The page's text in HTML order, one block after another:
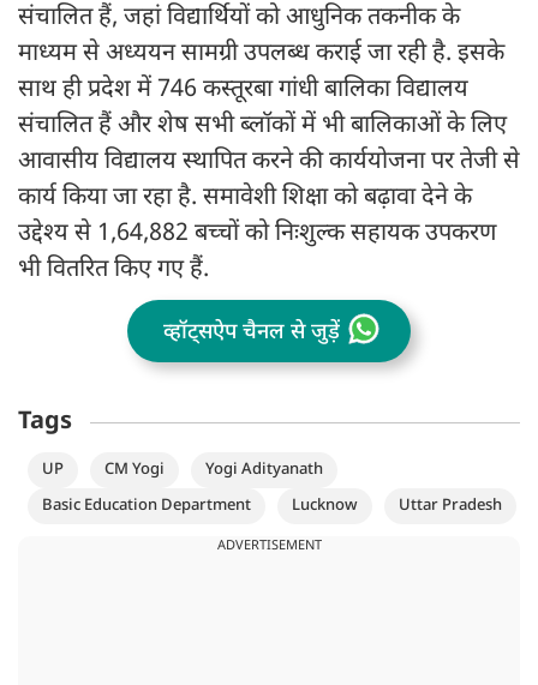
संचालित हैं, जहां विद्यार्थियों को आधुनिक तकनीक के
माध्यम से अध्ययन सामग्री उपलब्ध कराई जा रही है. इसके
साथ ही प्रदेश में 746 कस्तूरबा गांधी बालिका विद्यालय
संचालित हैं और शेष सभी ब्लॉकों में भी बालिकाओं के लिए
आवासीय विद्यालय स्थापित करने की कार्ययोजना पर तेजी से
कार्य किया जा रहा है. समावेशी शिक्षा को बढ़ावा देने के
उद्देश्य से 1,64,882 बच्चों को निःशुल्क सहायक उपकरण
भी वितरित किए गए हैं.
व्हॉट्सऐप चैनल से जुड़ें
Tags
UP CM Yogi
Yogi Adityanath
Basic Education Department
Lucknow Uttar Pradesh
ADVERTISEMENT